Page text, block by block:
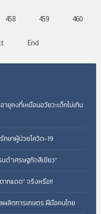
458 459 460
End
ยุคงที่เหมือนอวัยวะเด็กไม่เกิน
กษาผู้ป่วยโควิด-19
“เศรษฐกิจสีเขียว”
ากแดด” จริงหรือ!!
ลิตการเกษตร ฝีมือคนไทย